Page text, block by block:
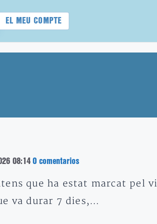
EL MEU COMPTE
08:14 0 comentarios
que ha estat marcat pel
va durar 7 dies,…